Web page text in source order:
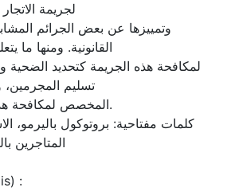
لجريمة
وتمييزها عن بعض الجرائم
القانونية. ومنها ما
لمكافحة هذه الجريمة كتحديد الضحية
تسليم المجرمين،
المخصص لمكافحة
كلمات مفتاحية: بروتوكول باليرمو،
المتاجرين
: